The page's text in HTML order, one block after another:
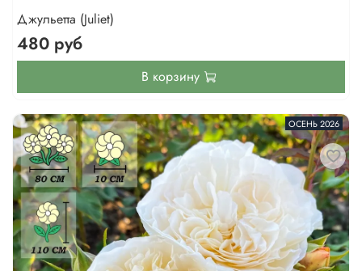
Джульетта (Juliet)
480 руб
В корзину
ОСЕНЬ 2026